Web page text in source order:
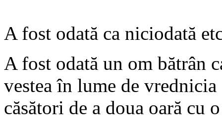
A fost odată ca niciodată
A fost odată un om bătrân
vestea în lume de
căsători de a doua oară cu